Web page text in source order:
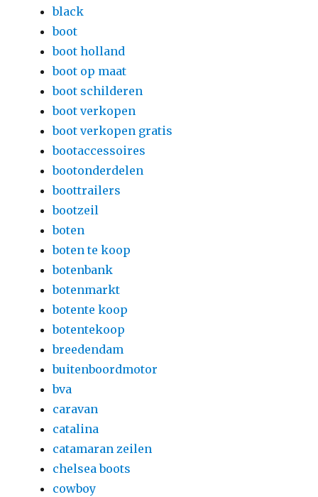
black
boot
boot holland
boot op maat
boot schilderen
boot verkopen
boot verkopen gratis
bootaccessoires
bootonderdelen
boottrailers
bootzeil
boten
boten te koop
botenbank
botenmarkt
botente koop
botentekoop
breedendam
buitenboordmotor
bva
caravan
catalina
catamaran zeilen
chelsea boots
cowboy